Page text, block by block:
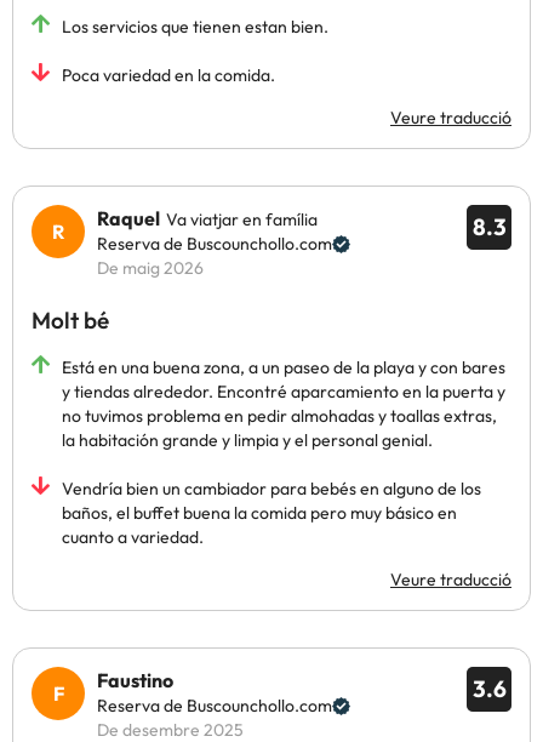
Los servicios que tienen estan bien.
Poca variedad en la comida.
Veure traducció
8.3
Raquel Va viatjar en família
Reserva de Buscounchollo.com
De maig 2026
Molt bé
Está en una buena zona, a un paseo de la playa y con bares
y tiendas alrededor. Encontré aparcamiento en la puerta y
no tuvimos problema en pedir almohadas y toallas extras,
la habitación grande y limpia y el personal genial.
Vendría bien un cambiador para bebés en alguno de los
baños, el buffet buena la comida pero muy básico en
cuanto a variedad.
Veure traducció
3.6
Faustino
Reserva de Buscounchollo.com
De desembre 2025